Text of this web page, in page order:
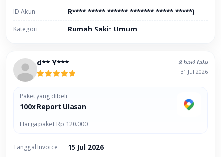
ID Akun R**** ***** ****** ******* ***** *****)
Kategori Rumah Sakit Umum
d** Y*** 8 hari lalu
31 Jul 2026
Paket yang dibeli
100x Report Ulasan
Harga paket Rp 120.000
Tanggal Invoice 15 Jul 2026